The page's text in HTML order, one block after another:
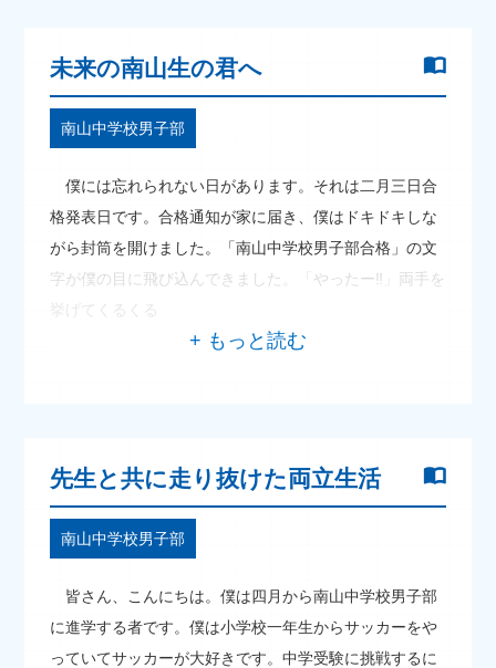
未来の南山生の君へ
南山中学校男子部
僕には忘れられない日があります。それは二月三日合
格発表日です。合格通知が家に届き、僕はドキドキしな
がら封筒を開けました。「南山中学校男子部合格」の文
字が僕の目に飛び込んできました。「やったー‼」両手を
挙げてくるくる
先生と共に走り抜けた両立生活
南山中学校男子部
皆さん、こんにちは。僕は四月から南山中学校男子部
に進学する者です。僕は小学校一年生からサッカーをや
っていてサッカーが大好きです。中学受験に挑戦するに